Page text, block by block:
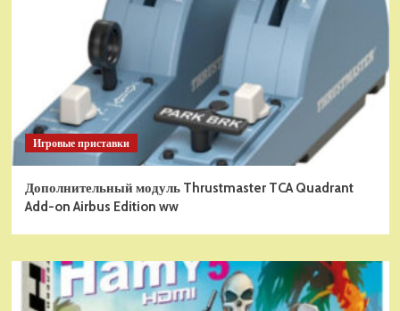
Игровые приставки
Дополнительный модуль Thrustmaster TCA Quadrant
Add-on Airbus Edition ww